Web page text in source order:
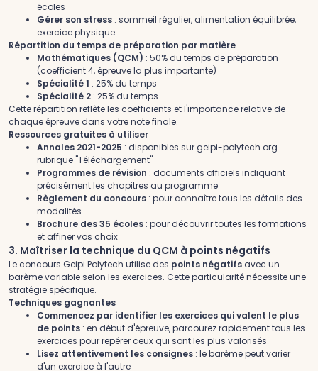
écoles
Gérer son stress : sommeil régulier, alimentation équilibrée,
exercice physique
Répartition du temps de préparation par matière
Mathématiques (QCM) : 50% du temps de préparation
(coefficient 4, épreuve la plus importante)
Spécialité 1 : 25% du temps
Spécialité 2 : 25% du temps
Cette répartition reflète les coefficients et l'importance relative de
chaque épreuve dans votre note finale.
Ressources gratuites à utiliser
Annales 2021-2025 : disponibles sur geipi-polytech.org
rubrique "Téléchargement"
Programmes de révision : documents officiels indiquant
précisément les chapitres au programme
Règlement du concours : pour connaître tous les détails des
modalités
Brochure des 35 écoles : pour découvrir toutes les formations
et affiner vos choix
3. Maîtriser la technique du QCM à points négatifs
Le concours Geipi Polytech utilise des points négatifsavec un
barème variable selon les exercices. Cette particularité nécessite une
stratégie spécifique.
Techniques gagnantes
Commencez par identifier les exercices qui valent le plus
de points : en début d'épreuve, parcourez rapidement tous les
exercices pour repérer ceux qui sont les plus valorisés
Lisez attentivement les consignes : le barème peut varier
d'un exercice à l'autre